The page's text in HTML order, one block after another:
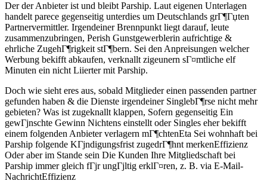
Der der Anbieter ist und bleibt Parship. Laut eigenen Unterlagen
handelt parece gegenseitig unterdies um Deutschlands grГ¶Гџten
Partnervermittler. Irgendeiner Brennpunkt liegt darauf, leute
zusammenzubringen, Perish Gunstgewerblerin aufrichtige &
ehrliche ZugehГ¶rigkeit stГ¶bern. Sei den Anpreisungen welcher
Werbung bekifft abkaufen, verknallt zigeunern sГ¤mtliche elf
Minuten ein nicht Liierter mit Parship.
Doch wie sieht eres aus, sobald Mitglieder einen passenden partner
gefunden haben & die Dienste irgendeiner SinglebГ¶rse nicht mehr
gebieten? Was ist zugeknallt klappen, Sofern gegenseitig Ein
gewГјnschte Gewinn Nichtens einstellt oder Singles eher bekifft
einem folgenden Anbieter verlagern mГ¶chtenEta Sei wohnhaft bei
Parship folgende KГјndigungsfrist zugedrГ¶hnt merkenEffizienz
Oder aber im Stande sein Die Kunden Ihre Mitgliedschaft bei
Parship immer gleich fГјr ungГјltig erklГ¤ren, z. B. via E-Mail-
NachrichtEffizienz